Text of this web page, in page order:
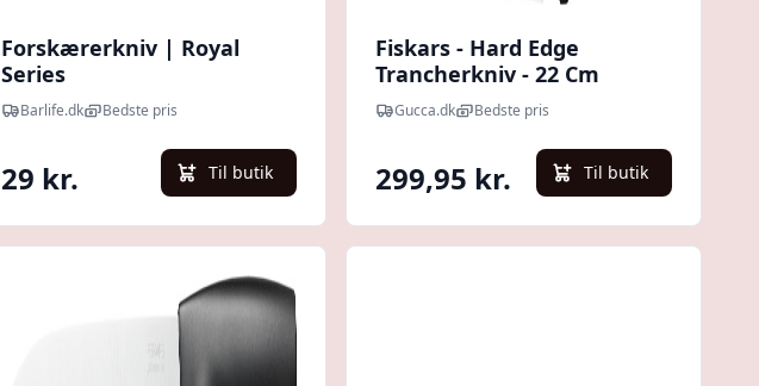
Forskærerkniv | Royal
Series
Barlife.dk Bedste pris
29 kr. Til butik
Fiskars - Hard Edge
Trancherkniv - 22 Cm
Gucca.dk Bedste pris
299,95 kr. Til butik